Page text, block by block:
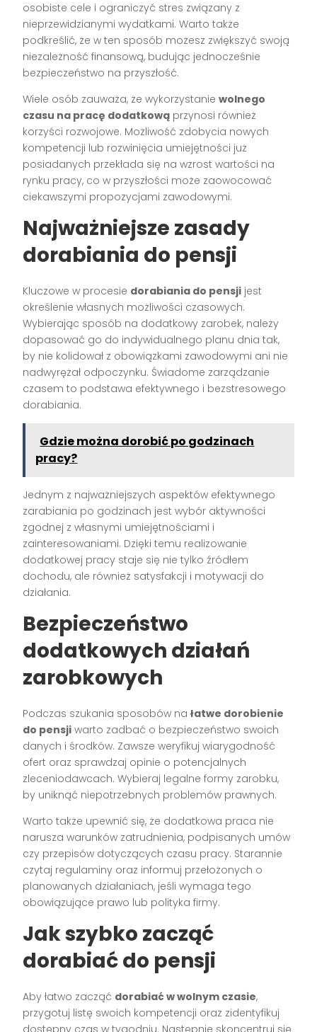
osobiste cele i ograniczyć stres związany z
nieprzewidzianymi wydatkami. Warto także
podkreślić, że w ten sposób możesz zwiększyć swoją
niezależność finansową, budując jednocześnie
bezpieczeństwo na przyszłość.
Wiele osób zauważa, że wykorzystaniewolnego
czasu na pracę dodatkową przynosi również
korzyści rozwojowe. Możliwość zdobycia nowych
kompetencji lub rozwinięcia umiejętności już
posiadanych przekłada się na wzrost wartości na
rynku pracy, co w przyszłości może zaowocować
ciekawszymi propozycjami zawodowymi.
Najważniejsze zasady
dorabiania do pensji
Kluczowe w procesie dorabiania do pensji jest
określenie własnych możliwości czasowych.
Wybierając sposób na dodatkowy zarobek, należy
dopasować go do indywidualnego planu dnia tak,
by nie kolidował z obowiązkami zawodowymi ani nie
nadwyrężał odpoczynku. Świadome zarządzanie
czasem to podstawa efektywnego i bezstresowego
dorabiania.
Gdzie można dorobić po godzinach
pracy?
Jednym z najważniejszych aspektów efektywnego
zarabiania po godzinach jest wybór aktywności
zgodnej z własnymi umiejętnościami i
zainteresowaniami. Dzięki temu realizowanie
dodatkowej pracy staje się nie tylko źródłem
dochodu, ale również satysfakcji i motywacji do
działania.
Bezpieczeństwo
dodatkowych działań
zarobkowych
Podczas szukania sposobów nałatwe dorobienie
do pensji warto zadbać o bezpieczeństwo swoich
danych i środków. Zawsze weryfikuj wiarygodność
ofert oraz sprawdzaj opinie o potencjalnych
zleceniodawcach. Wybieraj legalne formy zarobku,
by uniknąć niepotrzebnych problemów prawnych.
Warto także upewnić się, że dodatkowa praca nie
narusza warunków zatrudnienia, podpisanych umów
czy przepisów dotyczących czasu pracy. Starannie
czytaj regulaminy oraz informuj przełożonych o
planowanych działaniach, jeśli wymaga tego
obowiązujące prawo lub polityka firmy.
Jak szybko zacząć
dorabiać do pensji
Aby łatwo zacząć dorabiać w wolnym czasie,
przygotuj listę swoich kompetencji oraz zidentyfikuj